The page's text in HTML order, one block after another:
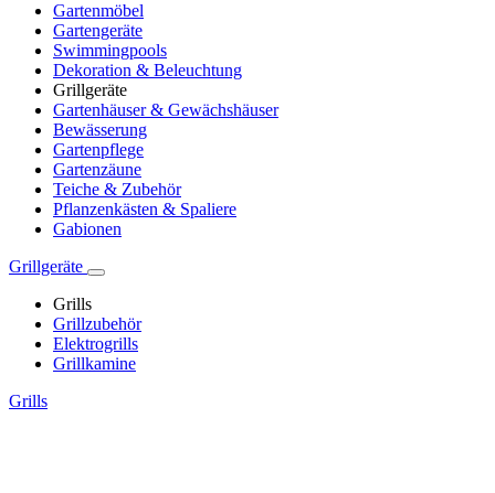
Gartenmöbel
Gartengeräte
Swimmingpools
Dekoration & Beleuchtung
Grillgeräte
Gartenhäuser & Gewächshäuser
Bewässerung
Gartenpflege
Gartenzäune
Teiche & Zubehör
Pflanzenkästen & Spaliere
Gabionen
Grillgeräte
Grills
Grillzubehör
Elektrogrills
Grillkamine
Grills